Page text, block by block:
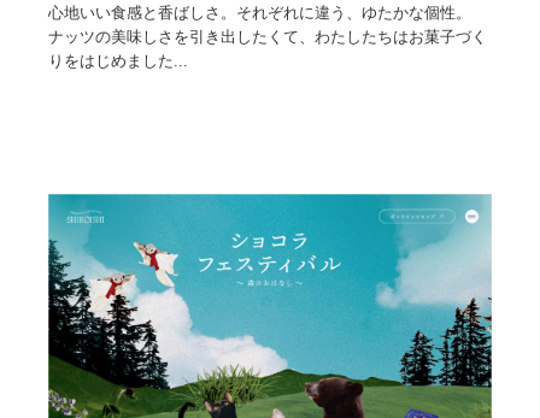
心地いい食感と香ばしさ。それぞれに違う、ゆたかな個性。
ナッツの美味しさを引き出したくて、わたしたちはお菓子づく
りをはじめました...